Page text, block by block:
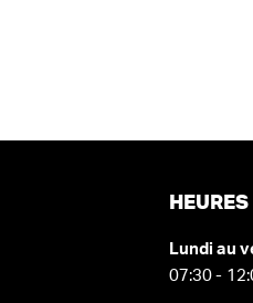
Lundi au
07:30 -